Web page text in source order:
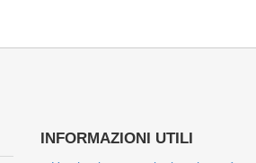
INFORMAZIONI UTILI